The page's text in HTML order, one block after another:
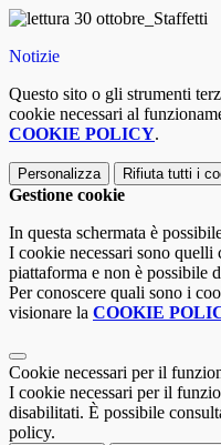
Notizie
Questo sito o gli strumenti
cookie necessari al
COOKIE POLICY.
Personalizza Rifiuta tutti i
Gestione cookie
In questa schermata è
I cookie necessari sono
piattaforma e non è possibile
Per conoscere quali sono i
visionare la COOKIE
Cookie necessari per il
I cookie necessari per il
disabilitati. È possibile
policy.